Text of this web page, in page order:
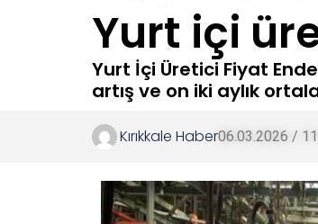
Yurt içi
Yurt İçi Üretici Fiyat
artış ve on iki aylık
Kırıkkale Haber06.03.2026 /